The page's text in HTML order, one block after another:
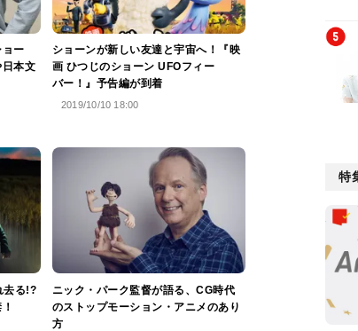
ー
日本文
ショーンが新しい友達と宇宙へ！『映
画 ひつじのショーン UFOフィー
バー！』予告編が到着
2019/10/10 18:00
去る!?
ニック・パーク監督が語る、CG時代
のストップモーション・アニメのあり
方
特